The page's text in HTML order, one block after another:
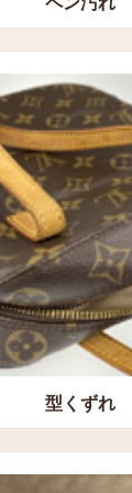
型くずれ